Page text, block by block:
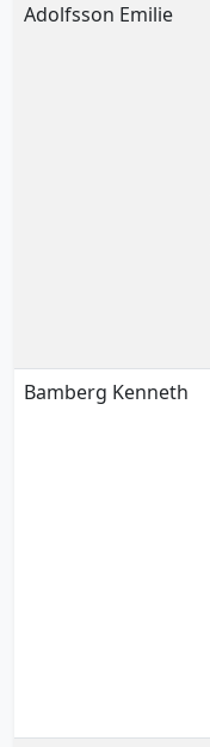
Adolfsson Emilie
Bamberg Kenneth